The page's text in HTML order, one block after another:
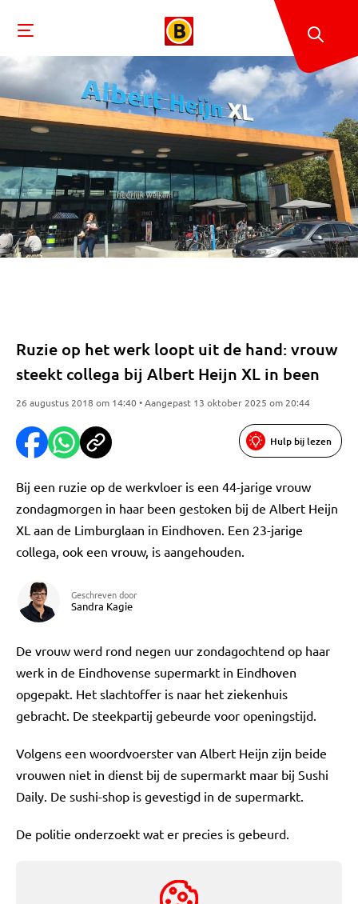
Ruzie op het werk loopt uit de hand: vrouw
steekt collega bij Albert Heijn XL in been
26 augustus 2018 om 14:40 • Aangepast 13 oktober 2025 om 20:44
Hulp bij lezen
Bij een ruzie op de werkvloer is een 44-jarige vrouw
zondagmorgen in haar been gestoken bij de Albert Heijn
XL aan de Limburglaan in Eindhoven. Een 23-jarige
collega, ook een vrouw, is aangehouden.
Geschreven door
Sandra Kagie
De vrouw werd rond negen uur zondagochtend op haar
werk in de Eindhovense supermarkt in Eindhoven
opgepakt. Het slachtoffer is naar het ziekenhuis
gebracht. De steekpartij gebeurde voor openingstijd.
Volgens een woordvoerster van Albert Heijn zijn beide
vrouwen niet in dienst bij de supermarkt maar bij Sushi
Daily. De sushi-shop is gevestigd in de supermarkt.
De politie onderzoekt wat er precies is gebeurd.